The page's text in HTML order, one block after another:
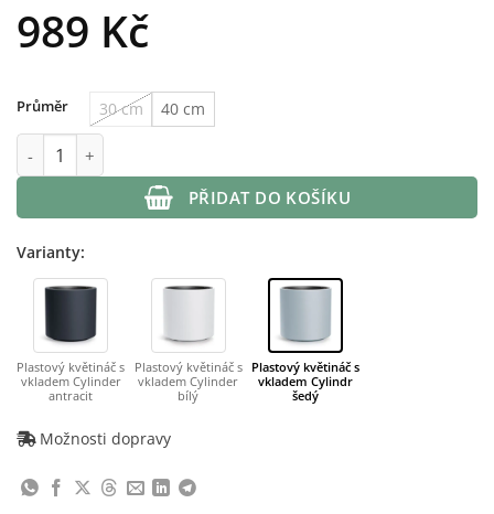
989 Kč
Průměr 30 cm
40 cm
Plastový květináč s vkladem Cylindr šedý množství
PŘIDAT DO KOŠÍKU
Varianty:
Plastový květináč s
vkladem Cylinder
antracit
Plastový květináč s
vkladem Cylinder
bílý
Plastový květináč s
vkladem Cylindr
šedý
Možnosti dopravy